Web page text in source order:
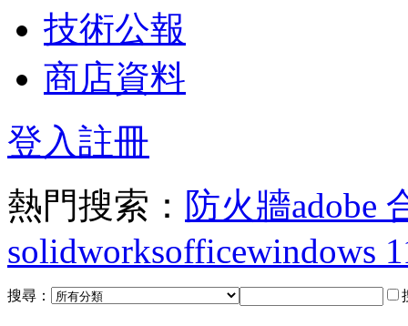
技術公報
商店資料
登入註冊
熱門搜索： 防火牆adobe
solidworksofficewindows
搜尋：